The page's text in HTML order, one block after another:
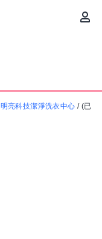
明亮科技潔淨洗衣中心 / (已